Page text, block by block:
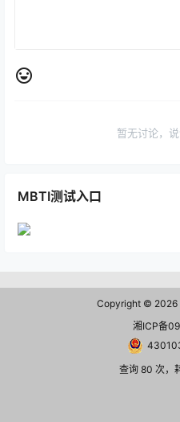
暂无讨论，
MBTI测试入口
Copyright © 2026
湘ICP备
查询 80 次，